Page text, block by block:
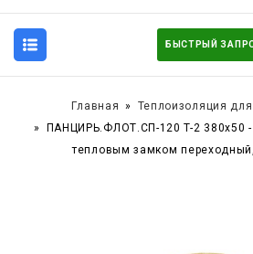
БЫСТРЫЙ
Главная
Теплоизоляция
ПАНЦИРЬ.ФЛОТ.СП-120 T-2 380x50
тепловым замком